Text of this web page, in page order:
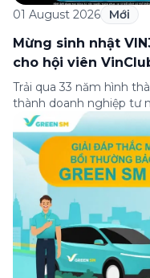
01 August 2026 Mới
Mừng sinh nhật
cho hội viên
Trải qua 33 năm hình
thành doanh nghiệp tư
lọt Top 30 doanh
xếp hạng của Tạp chí
thành lập (8/8/1993